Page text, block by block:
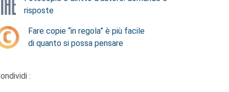
risposte
Fare copie “in regola” è più facile
di quanto si possa pensare
: